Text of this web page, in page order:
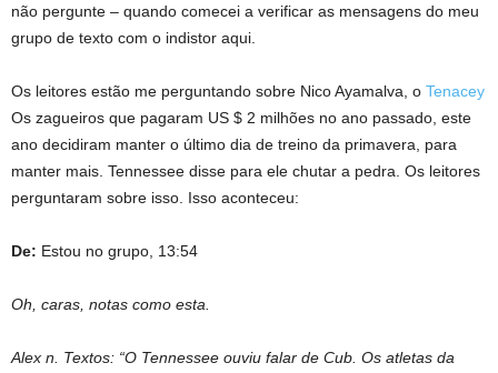
não pergunte – quando comecei a verificar as mensagens do meu
grupo de texto com o indistor aqui.
Os leitores estão me perguntando sobre Nico Ayamalva, o Tenacey
Os zagueiros que pagaram US $ 2 milhões no ano passado, este
ano decidiram manter o último dia de treino da primavera, para
manter mais. Tennessee disse para ele chutar a pedra. Os leitores
perguntaram sobre isso. Isso aconteceu:
De: Estou no grupo, 13:54
Oh, caras, notas como esta.
Alex n. Textos: “O Tennessee ouviu falar de Cub. Os atletas da